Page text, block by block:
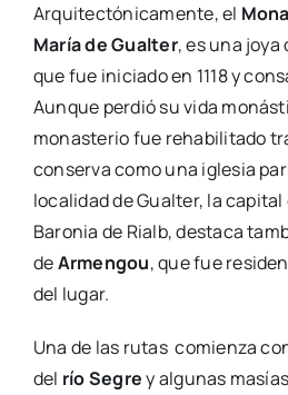
Arquitectónicamente, el
María de Gualter, es una joya
que fue iniciado en 1118 y
Aunque perdió su vida
monasterio fue rehabilitado
conserva como una iglesia
localidad de Gualter, la
Baronia de Rialb, destaca
deArmengou, que fue
del lugar.
Una de las rutas comienza
del río Segrey algunas